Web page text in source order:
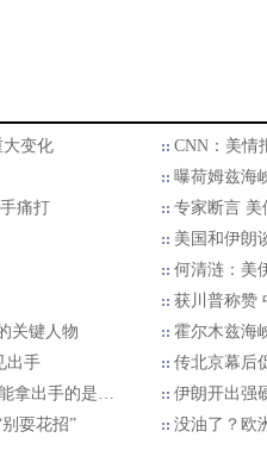
大变化
CNN：美情
曝荷姆兹海
痛打
专家断言 美
美国和伊朗
何清涟：美
获川普称赞
关键人物
霍尔木兹海
出手
传北京幕后
拿出手的是…
伊朗开出强
耍花招”
没油了？欧